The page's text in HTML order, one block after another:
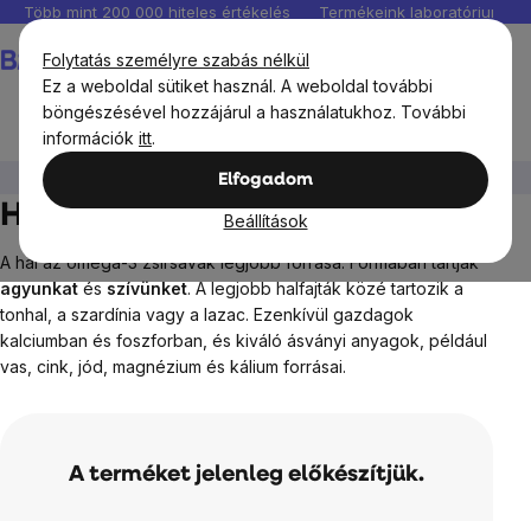
Folytatás személyre szabás nélkül
Ez a weboldal sütiket használ. A weboldal további
böngészésével hozzájárul a használatukhoz. További
információk itt.
Elfogadom
Beállítások
Ugrás
fő
tartalomhoz
Több mint 200 000 hiteles értékelés Termékeink
BrainMax Pure Halak
Halak
A hal az omega-3 zsírsavak legjobb forrása. Formában tartják
agyunkatésszívünket. A legjobb halfajták közé tartozik a
tonhal, a szardínia vagy a lazac. Ezenkívül gazdagok
kalciumban és foszforban, és kiváló ásványi anyagok, például
vas, cink, jód, magnézium és kálium forrásai.
A terméket jelenleg előkészítjük.